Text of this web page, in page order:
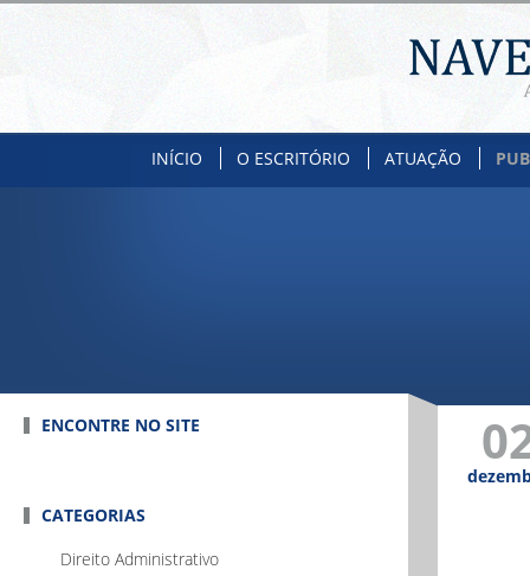
INÍCIO O ESCRITÓRIO ATUAÇÃO
ENCONTRE NO SITE
CATEGORIAS
Direito Administrativo